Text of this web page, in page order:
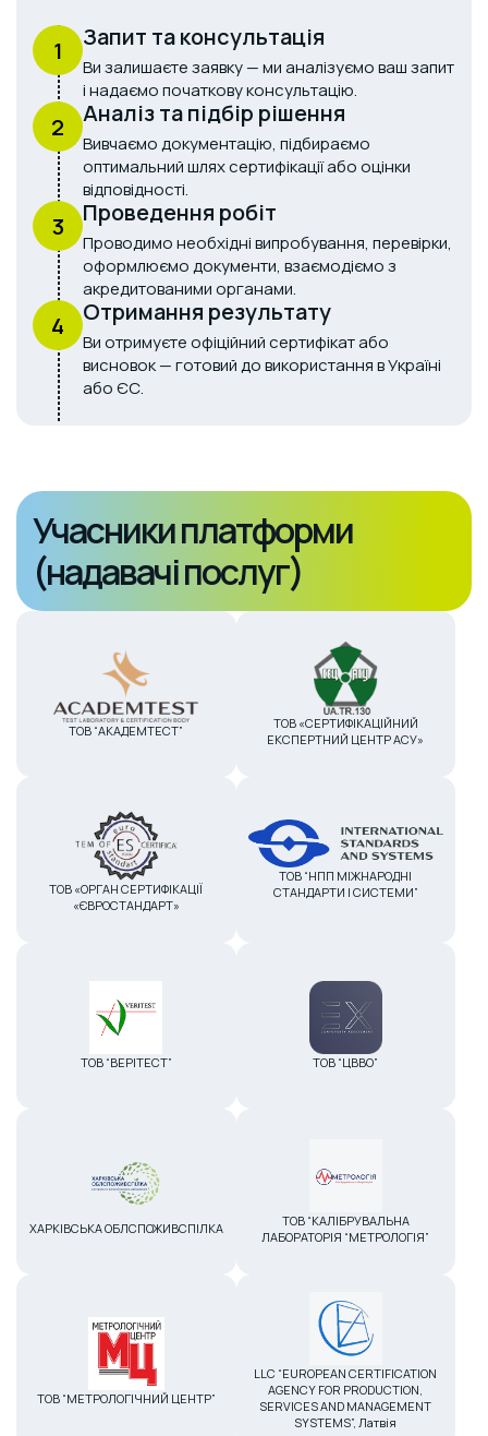
1 Запит та консультація
Ви залишаєте заявку — ми аналізуємо ваш запит
і надаємо початкову консультацію.
2 Аналіз та підбір рішення
Вивчаємо документацію, підбираємо
оптимальний шлях сертифікації або оцінки
відповідності.
3 Проведення робіт
Проводимо необхідні випробування, перевірки,
оформлюємо документи, взаємодіємо з
акредитованими органами.
4 Отримання результату
Ви отримуєте офіційний сертифікат або
висновок — готовий до використання в Україні
або ЄС.
Учасники платформи
(надавачі послуг)
ТОВ “АКАДЕМТЕСТ”
ТОВ «СЕРТИФІКАЦІЙНИЙ
ЕКСПЕРТНИЙ ЦЕНТР АСУ»
ТОВ «ОРГАН СЕРТИФІКАЦІЇ
«ЄВРОСТАНДАРТ»
ТОВ “НПП МІЖНАРОДНІ
СТАНДАРТИ І СИСТЕМИ”
ТОВ “ВЕРІТЕСТ” ТОВ “ЦВВО”
ХАРКІВСЬКА ОБЛСПОЖИВСПІЛКА
ТОВ “КАЛІБРУВАЛЬНА
ЛАБОРАТОРІЯ “МЕТРОЛОГІЯ”
ТОВ “МЕТРОЛОГІЧНИЙ ЦЕНТР”
LLC “EUROPEAN CERTIFICATION
AGENCY FOR PRODUCTION,
SERVICES AND MANAGEMENT
SYSTEMS”, Латвія